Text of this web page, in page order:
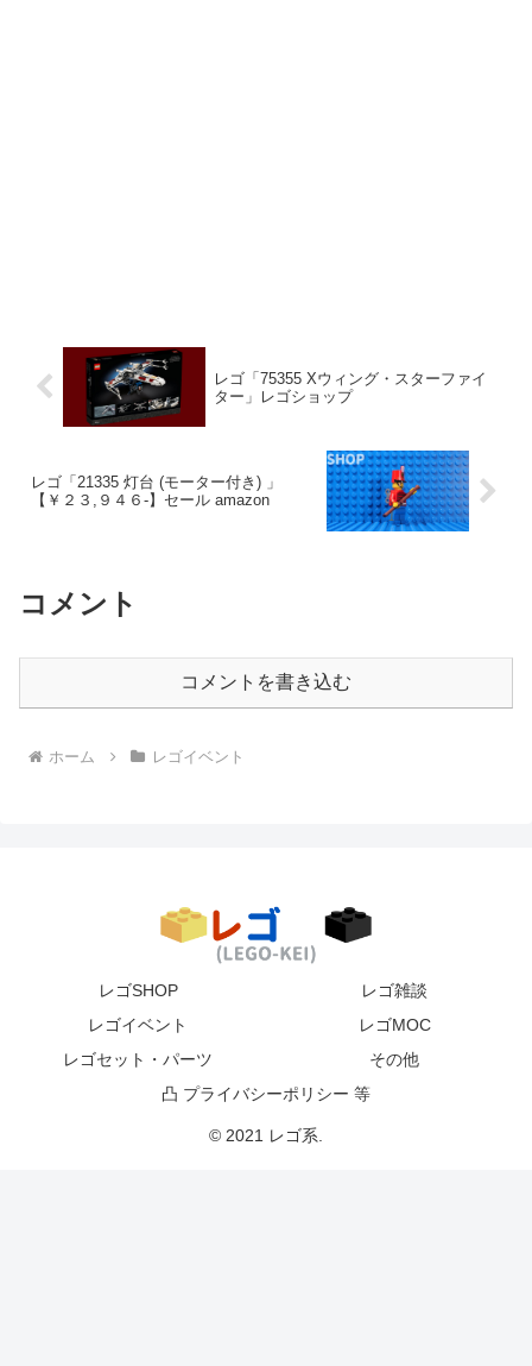
レゴ「75355 Xウィング・スターファイ
ター」レゴショップ
レゴ「21335 灯台 (モーター付き) 」
【￥２３,９４６-】セール amazon
コメント
コメントを書き込む
ホーム レゴイベント
レゴSHOP
レゴ雑談
レゴイベント
レゴMOC
レゴセット・パーツ
その他
凸 プライバシーポリシー 等
© 2021 レゴ系.